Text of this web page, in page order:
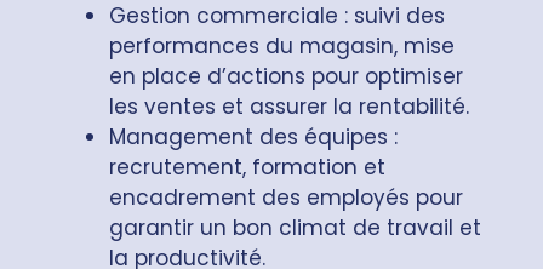
Gestion commerciale : suivi des
performances du magasin, mise
en place d’actions pour optimiser
les ventes et assurer la rentabilité.
Management des équipes :
recrutement, formation et
encadrement des employés pour
garantir un bon climat de travail et
la productivité.